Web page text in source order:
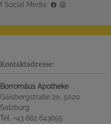
Social Media:
Kontaktadresse:
Borromäus Apotheke
Gaisbergstraße 20, 5020
Salzburg
Tel. +43 662 643655